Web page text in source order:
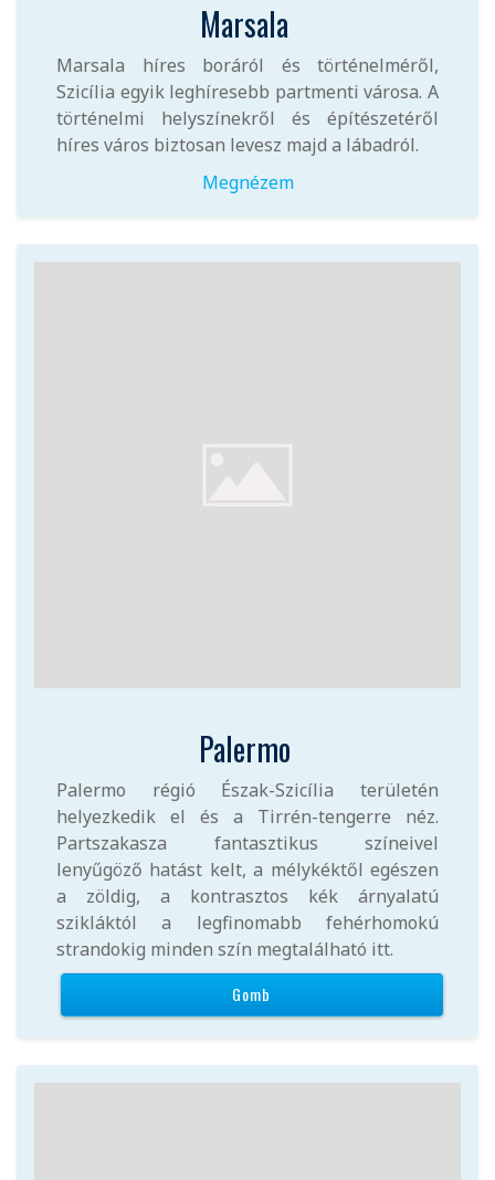
Marsala
Marsala híres boráról és történelméről,
Szicília egyik leghíresebb partmenti városa. A
történelmi helyszínekről és építészetéről
híres város biztosan levesz majd a lábadról.
Megnézem
Palermo
Palermo régió Észak-Szicília területén
helyezkedik el és a Tirrén-tengerre néz.
Partszakasza fantasztikus színeivel
lenyűgöző hatást kelt, a mélykéktől egészen
a zöldig, a kontrasztos kék árnyalatú
szikláktól a legfinomabb fehérhomokú
strandokig minden szín megtalálható itt.
Gomb